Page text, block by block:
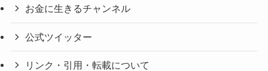
お金に生きるチャンネル
公式ツイッター
リンク・引用・転載について